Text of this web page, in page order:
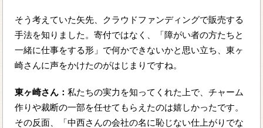
そう考えていた矢先、クラウドファンディングで販売する
手法を知りました。寄付ではなく、「障がい者の方たちと
一緒に仕事をする形」で何かできないかと思い立ち、東ヶ
崎さんに声をかけたのがはじまりですね。
東ヶ崎さん：私たちの実力を知ってくれた上で、チャーム
作りや裁断の一部を任せてもらえたのは嬉しかったです。
その反面、「中西さんの会社の名に恥じない仕上がりでな